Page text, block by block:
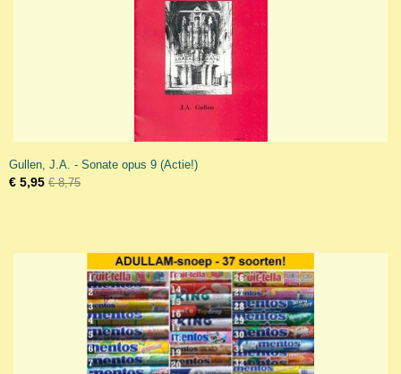
Gullen, J.A. - Sonate opus 9 (Actie!)
€ 5,95 € 8,75